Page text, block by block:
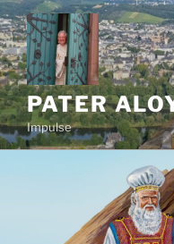
Zum
Inhalt
springen
PATER
Impulse